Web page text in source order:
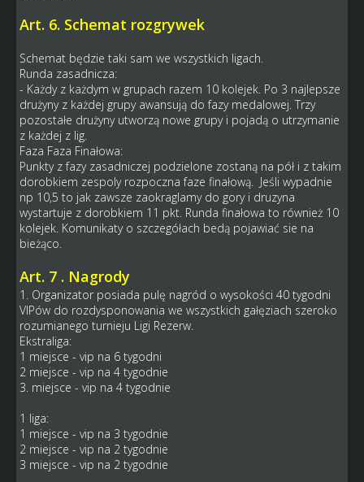
Art. 6. Schemat rozgrywek
Schemat będzie taki sam we wszystkich ligach.
Runda zasadnicza:
- Każdy z każdym w grupach razem 10 kolejek. Po 3 najlepsze
drużyny z każdej grupy awansują do fazy medalowej. Trzy
pozostałe drużyny utworzą nowe grupy i pojadą o utrzymanie
z każdej z lig.
Faza Faza Finałowa:
Punkty z fazy zasadniczej podzielone zostaną na pół i z takim
dorobkiem zespoly rozpoczna faze finałową. Jeśli wypadnie
np 10,5 to jak zawsze zaokraglamy do gory i druzyna
wystartuje z dorobkiem 11 pkt. Runda finałowa to również 10
kolejek. Komunikaty o szczegółach bedą pojawiać sie na
bieżąco.
Art. 7 . Nagrody
1. Organizator posiada pulę nagród o wysokości 40 tygodni
VIPów do rozdysponowania we wszystkich gałęziach szeroko
rozumianego turnieju Ligi Rezerw.
Ekstraliga:
1 miejsce - vip na 6 tygodni
2 miejsce - vip na 4 tygodnie
3. miejsce - vip na 4 tygodnie
1 liga:
1 miejsce - vip na 3 tygodnie
2 miejsce - vip na 2 tygodnie
3 miejsce - vip na 2 tygodnie